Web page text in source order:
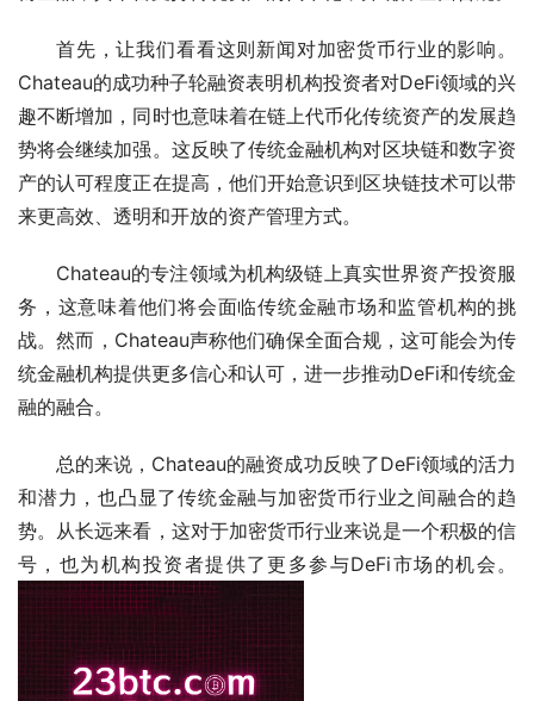
首先，让我们看看这则新闻对加密货币行业的影响。
Chateau的成功种子轮融资表明机构投资者对DeFi领域的兴
趣不断增加，同时也意味着在链上代币化传统资产的发展趋
势将会继续加强。这反映了传统金融机构对区块链和数字资
产的认可程度正在提高，他们开始意识到区块链技术可以带
来更高效、透明和开放的资产管理方式。
Chateau的专注领域为机构级链上真实世界资产投资服
务，这意味着他们将会面临传统金融市场和监管机构的挑
战。然而，Chateau声称他们确保全面合规，这可能会为传
统金融机构提供更多信心和认可，进一步推动DeFi和传统金
融的融合。
总的来说，Chateau的融资成功反映了DeFi领域的活力
和潜力，也凸显了传统金融与加密货币行业之间融合的趋
势。从长远来看，这对于加密货币行业来说是一个积极的信
号，也为机构投资者提供了更多参与DeFi市场的机会。